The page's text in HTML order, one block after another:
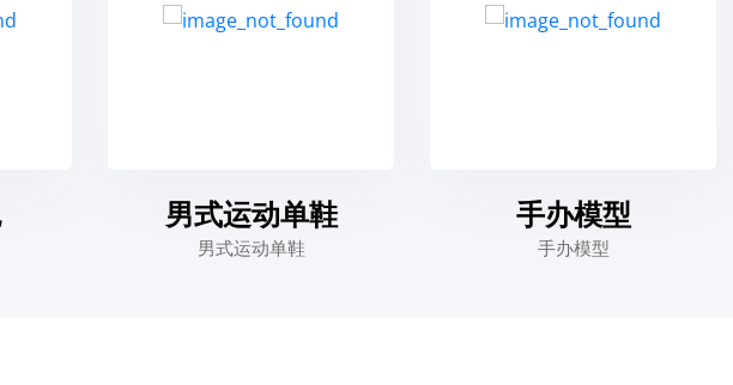
男式运动单鞋
男式运动单鞋
手办模型
手办模型